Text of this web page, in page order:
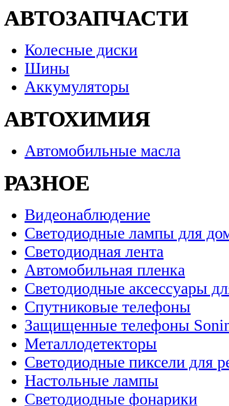
АВТОЗАПЧАСТИ
Колесные диски
Шины
Аккумуляторы
АВТОХИМИЯ
Автомобильные масла
РАЗНОЕ
Видеонаблюдение
Светодиодные лампы для
Светодиодная лента
Автомобильная пленка
Светодиодные аксессуары
Спутниковые телефоны
Защищенные телефоны
Металлодетекторы
Светодиодные пиксели для
Настольные лампы
Светодиодные фонарики